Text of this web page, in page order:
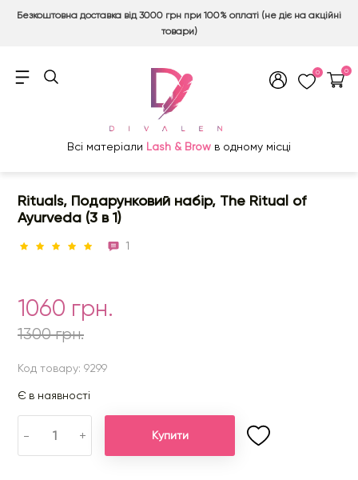
Безкоштовна доставка від 3000 грн при 100% оплаті (не діє на акційні
товари)
0 0
Всі матеріали Lash & Brow в одному місці
Rituals, Подарунковий набір, The Ritual of
Ayurveda (3 в 1)
1
1060 грн.
1300 грн.
Код товару: 9299
Є в наявності
- + Купити